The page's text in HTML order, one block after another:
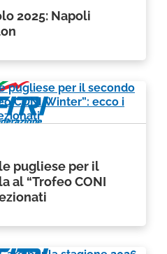
2025: Napoli
pugliese per il
al “Trofeo CONI